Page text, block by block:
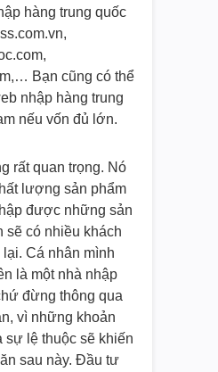
hàng trung quốc
Bạn cũng có thể
nhập hàng trung
nếu vốn đủ lớn.
rất quan trọng. Nó
lượng sản phẩm
được những sản
sẽ có nhiều khách
Cá nhân mình
là một nhà nhập
đừng thông qua
vì những khoản
sự lệ thuộc sẽ khiến
sau này. Đầu tư